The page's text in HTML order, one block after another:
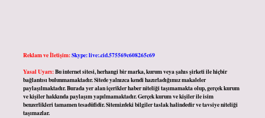
Reklam ve İletişim:Skype: live:.cid.575569c608265c69
Yasal Uyarı:Bu internet sitesi, herhangi bir marka, kurum veya şahıs şirketi ile hiçbir
bağlantısı bulunmamaktadır. Sitede yalnızca kendi hazırladığımız makaleler
paylaşılmaktadır. Burada yer alan içerikler haber niteliği taşımamakta olup, gerçek kurum
ve kişiler hakkında paylaşım yapılmamaktadır. Gerçek kurum ve kişiler ile isim
benzerlikleri tamamen tesadüfidir. Sitemizdeki bilgiler taslak halindedir ve tavsiye niteliği
taşımazlar.